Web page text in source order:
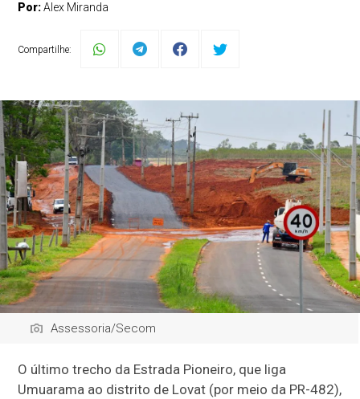
Por:Alex Miranda
Compartilhe:
Assessoria/Secom
O último trecho da Estrada Pioneiro, que liga
Umuarama ao distrito de Lovat (por meio da PR-482),